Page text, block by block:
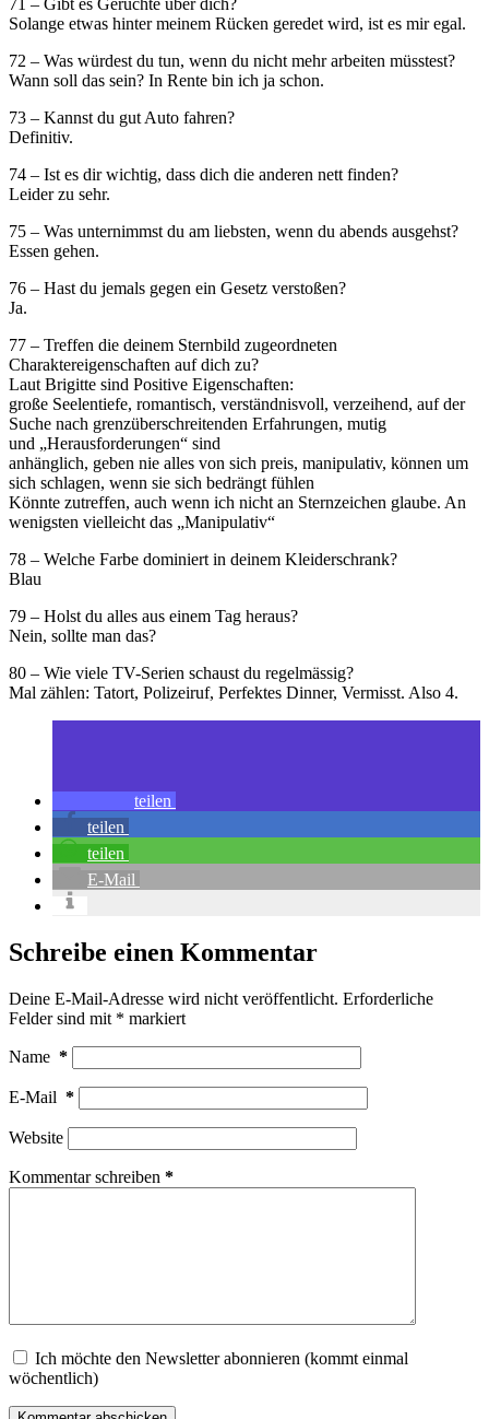
Solange etwas hinter meinem Rücken geredet wird, ist es mir egal.
72 – Was würdest du tun, wenn du nicht mehr arbeiten müsstest?
Wann soll das sein? In Rente bin ich ja schon.
73 – Kannst du gut Auto fahren?
Definitiv.
74 – Ist es dir wichtig, dass dich die anderen nett finden?
Leider zu sehr.
75 – Was unternimmst du am liebsten, wenn du abends ausgehst?
Essen gehen.
76 – Hast du jemals gegen ein Gesetz verstoßen?
Ja.
77 – Treffen die deinem Sternbild zugeordneten
Charaktereigenschaften auf dich zu?
Laut Brigitte sind Positive Eigenschaften:
große Seelentiefe, romantisch, verständnisvoll, verzeihend, auf der
Suche nach grenzüberschreitenden Erfahrungen, mutig
und „Herausforderungen“ sind
anhänglich, geben nie alles von sich preis, manipulativ, können um
sich schlagen, wenn sie sich bedrängt fühlen
Könnte zutreffen, auch wenn ich nicht an Sternzeichen glaube. An
wenigsten vielleicht das „Manipulativ“
78 – Welche Farbe dominiert in deinem Kleiderschrank?
Blau
79 – Holst du alles aus einem Tag heraus?
Nein, sollte man das?
80 – Wie viele TV-Serien schaust du regelmässig?
Mal zählen: Tatort, Polizeiruf, Perfektes Dinner, Vermisst. Also 4.
teilen
teilen
teilen
E-Mail
Schreibe einen Kommentar
Deine E-Mail-Adresse wird nicht veröffentlicht. Erforderliche
Felder sind mit * markiert
Name *
E-Mail *
Website
Kommentar schreiben *
Ich möchte den Newsletter abonnieren (kommt einmal
wöchentlich)